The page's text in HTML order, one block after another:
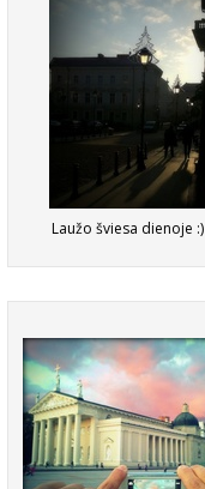
Laužo šviesa dienoje :)